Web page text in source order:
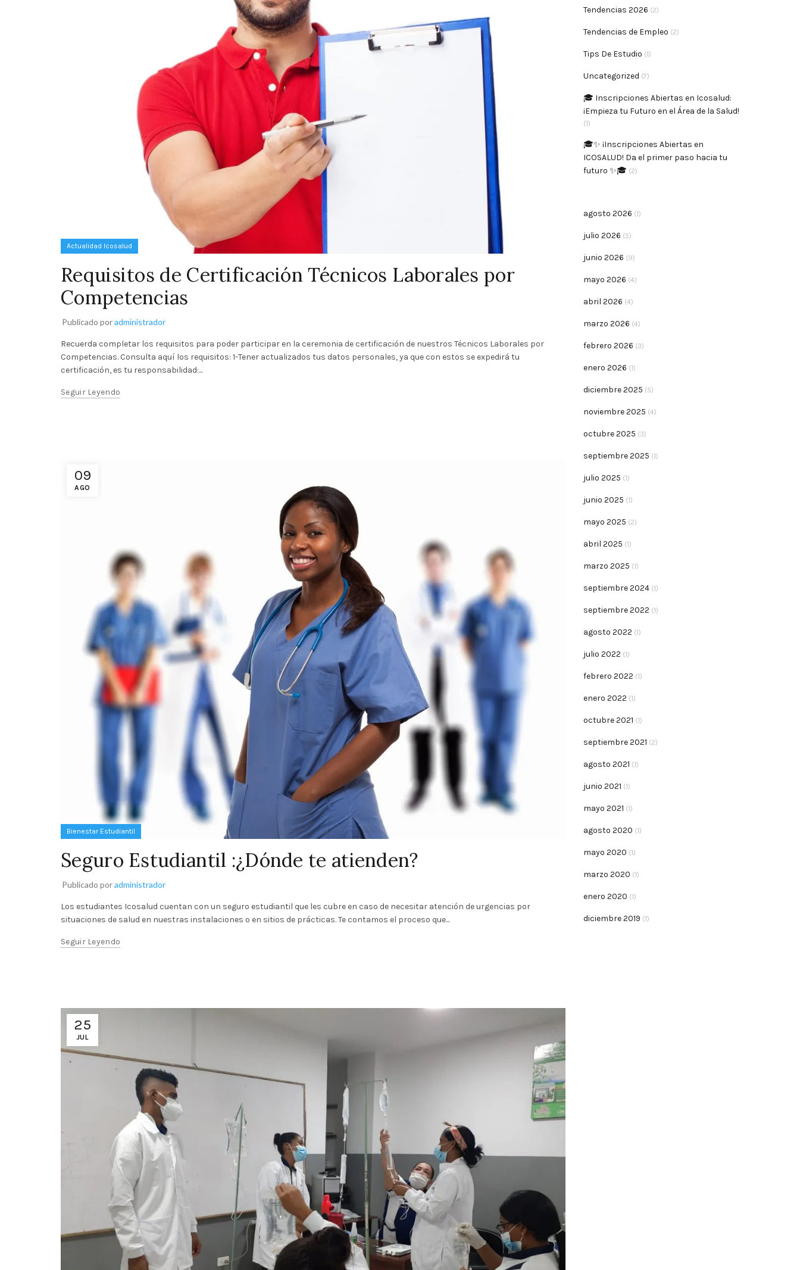
Actualidad Icosalud
Requisitos de Certificación Técnicos Laborales por
Competencias
Publicado poradministrador
Recuerda completar los requisitos para poder participar en la ceremonia de certificación de nuestros Técnicos Laborales por
Competencias. Consulta aquí los requisitos: 1-Tener actualizados tus datos personales, ya que con estos se expedirá tu
certificación, es tu responsabilidad:...
Seguir Leyendo
09
AGO
Bienestar Estudiantil
Seguro Estudiantil :¿Dónde te atienden?
Publicado poradministrador
Los estudiantes Icosalud cuentan con un seguro estudiantil que les cubre en caso de necesitar atención de urgencias por
situaciones de salud en nuestras instalaciones o en sitios de prácticas. Te contamos el proceso que...
Seguir Leyendo
25
JUL
Tendencias 2026 (2)
Tendencias de Empleo (2)
Tips De Estudio (1)
Uncategorized (7)
🎓 Inscripciones Abiertas en Icosalud:
¡Empieza tu Futuro en el Área de la Salud!
(1)
🎓✨ ¡Inscripciones Abiertas en
ICOSALUD! Da el primer paso hacia tu
futuro ✨🎓 (2)
agosto 2026 (1)
julio 2026 (5)
junio 2026 (9)
mayo 2026 (4)
abril 2026 (4)
marzo 2026 (4)
febrero 2026 (3)
enero 2026 (1)
diciembre 2025 (5)
noviembre 2025 (4)
octubre 2025 (3)
septiembre 2025 (1)
julio 2025 (1)
junio 2025 (1)
mayo 2025 (2)
abril 2025 (1)
marzo 2025 (1)
septiembre 2024(1)
septiembre 2022 (1)
agosto 2022 (1)
julio 2022 (1)
febrero 2022 (1)
enero 2022 (1)
octubre 2021 (1)
septiembre 2021 (2)
agosto 2021 (1)
junio 2021 (1)
mayo 2021 (1)
agosto 2020 (1)
mayo 2020 (1)
marzo 2020 (1)
enero 2020 (1)
diciembre 2019 (1)